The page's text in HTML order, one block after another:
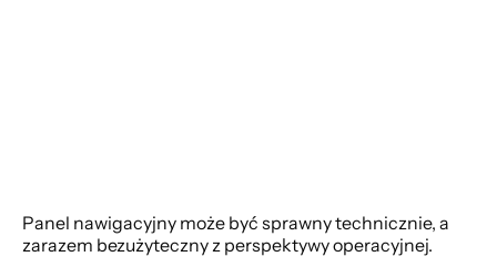
Panel nawigacyjny może być sprawny technicznie, a
zarazem bezużyteczny z perspektywy operacyjnej.